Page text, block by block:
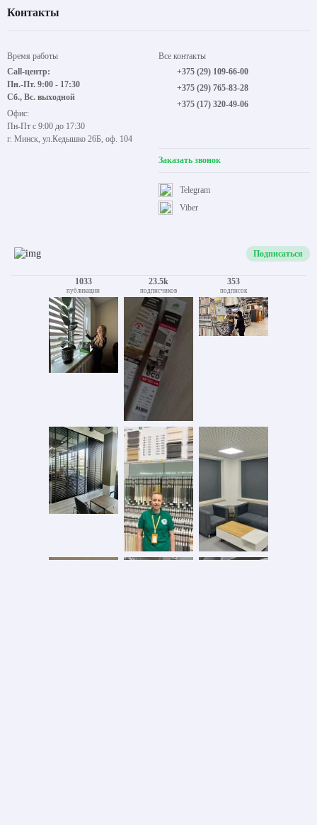
Контакты
Время работы
Call-центр:
Пн.-Пт. 9:00 - 17:30
Сб., Вс. выходной
Офис:
Пн-Пт с 9:00 до 17:30
г. Минск, ул.Кедышко 26Б, оф. 104
Все контакты
+375 (29) 109-66-00
+375 (29) 765-83-28
+375 (17) 320-49-06
Заказать звонок
Viber
Telegram
Подписаться
1033
публикации
23.5k
подписчиков
353
подписок